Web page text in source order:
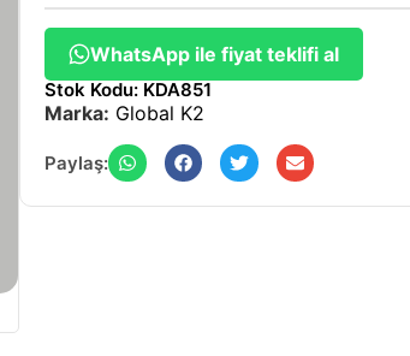
WhatsApp ile fiyat teklifi al
Stok Kodu: KDA851
Marka: Global K2
Paylaş: